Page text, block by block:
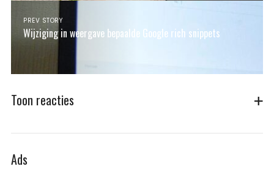
PREV STORY
Wijziging in weergave bepaalde Google rich snippets
Toon reacties
Ads